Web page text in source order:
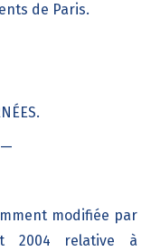
de Paris.
modifiée par
2004 relative à